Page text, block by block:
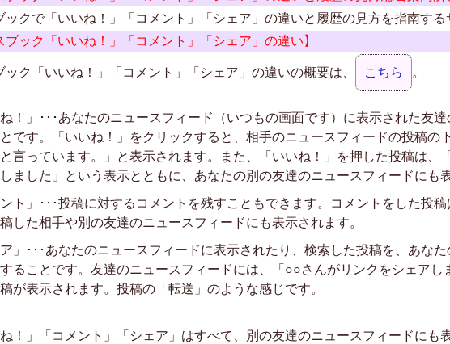
ックで「いいね！」「コメント」「シェア」の違いと履歴の見方を指南する
ブック「いいね！」「コメント」「シェア」の違い】
ック「いいね！」「コメント」「シェア」の違いの概要は、 こちら 。
ね！」･･･あなたのニュースフィード（いつもの画面です）に表示された友
です。「いいね！」をクリックすると、相手のニュースフィードの投稿の
言っています。」と表示されます。また、「いいね！」を押した投稿は、
ました」という表示とともに、あなたの別の友達のニュースフィードにも
ント」･･･投稿に対するコメントを残すこともできます。コメントをした投
した相手や別の友達のニュースフィードにも表示されます。
ア」･･･あなたのニュースフィードに表示されたり、検索した投稿を、あな
ることです。友達のニュースフィードには、「○○さんがリンクをシェアし
が表示されます。投稿の「転送」のような感じです。
ね！」「コメント」「シェア」はすべて、別の友達のニュースフィードにも